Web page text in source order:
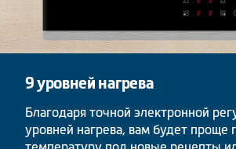
9 уровней нагрева
Благодаря точной электронной
уровней нагрева, вам будет проще